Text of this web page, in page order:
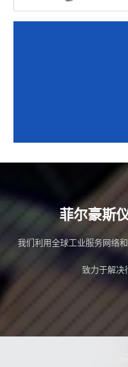
菲尔豪斯
我们利用全球工业服务网络
致力于解决